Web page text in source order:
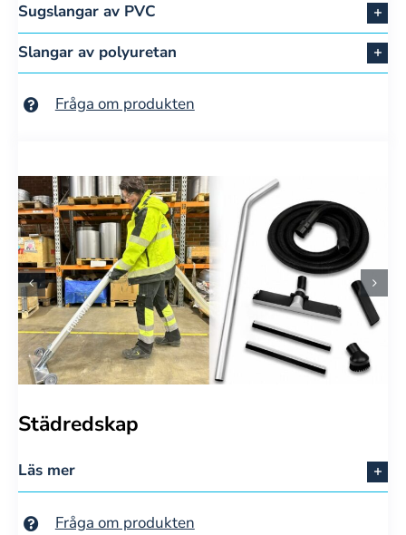
Sugslangar av PVC
Slangar av polyuretan
Fråga om produkten
Städredskap
Läs mer
Fråga om produkten